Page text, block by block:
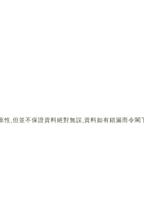
,但並不保證資料絕對無誤,資料如有錯漏而令閣